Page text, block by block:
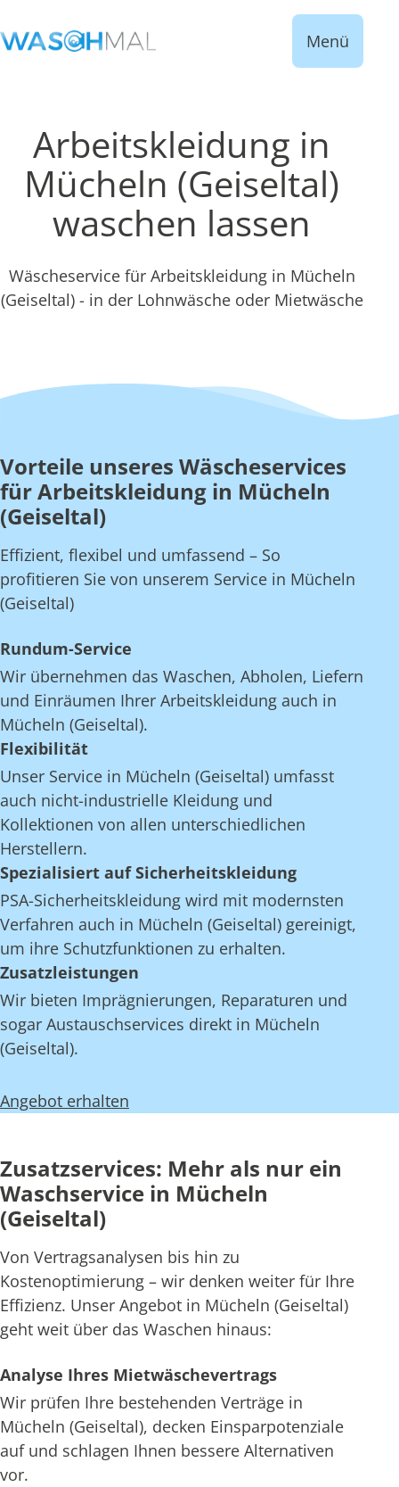
Menü
Arbeitskleidung in
Mücheln (Geiseltal)
waschen lassen
Wäscheservice für Arbeitskleidung in Mücheln
(Geiseltal) - in der Lohnwäsche oder Mietwäsche
Vorteile unseres Wäscheservices
für Arbeitskleidung in Mücheln
(Geiseltal)
Effizient, flexibel und umfassend – So
profitieren Sie von unserem Service in Mücheln
(Geiseltal)
Rundum-Service
Wir übernehmen das Waschen, Abholen, Liefern
und Einräumen Ihrer Arbeitskleidung auch in
Mücheln (Geiseltal).
Flexibilität
Unser Service in Mücheln (Geiseltal) umfasst
auch nicht-industrielle Kleidung und
Kollektionen von allen unterschiedlichen
Herstellern.
Spezialisiert auf Sicherheitskleidung
PSA-Sicherheitskleidung wird mit modernsten
Verfahren auch in Mücheln (Geiseltal) gereinigt,
um ihre Schutzfunktionen zu erhalten.
Zusatzleistungen
Wir bieten Imprägnierungen, Reparaturen und
sogar Austauschservices direkt in Mücheln
(Geiseltal).
Angebot erhalten
Zusatzservices: Mehr als nur ein
Waschservice in Mücheln
(Geiseltal)
Von Vertragsanalysen bis hin zu
Kostenoptimierung – wir denken weiter für Ihre
Effizienz. Unser Angebot in Mücheln (Geiseltal)
geht weit über das Waschen hinaus:
Analyse Ihres Mietwäschevertrags
Wir prüfen Ihre bestehenden Verträge in
Mücheln (Geiseltal), decken Einsparpotenziale
auf und schlagen Ihnen bessere Alternativen
vor.